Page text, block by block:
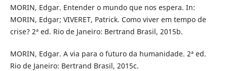
MORIN, Edgar. Entender o mundo que nos espera. In:
MORIN, Edgar; VIVERET, Patrick. Como viver em tempo de
crise? 2ª ed. Rio de Janeiro: Bertrand Brasil, 2015b.
MORIN, Edgar. A via para o futuro da humanidade. 2ª ed.
Rio de Janeiro: Bertrand Brasil, 2015c.